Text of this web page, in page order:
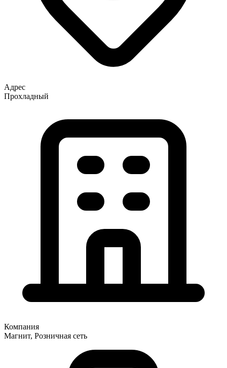
Адрес
Прохладный
Компания
Магнит, Розничная сеть